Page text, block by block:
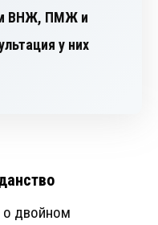
ВНЖ, ПМЖ и
у них
о двойном